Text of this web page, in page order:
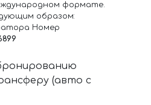
формате.
образом:
Номер
(авто с